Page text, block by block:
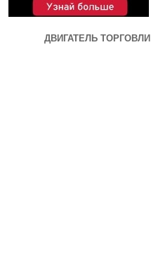
ДВИГАТЕЛЬ ТОРГОВЛИ